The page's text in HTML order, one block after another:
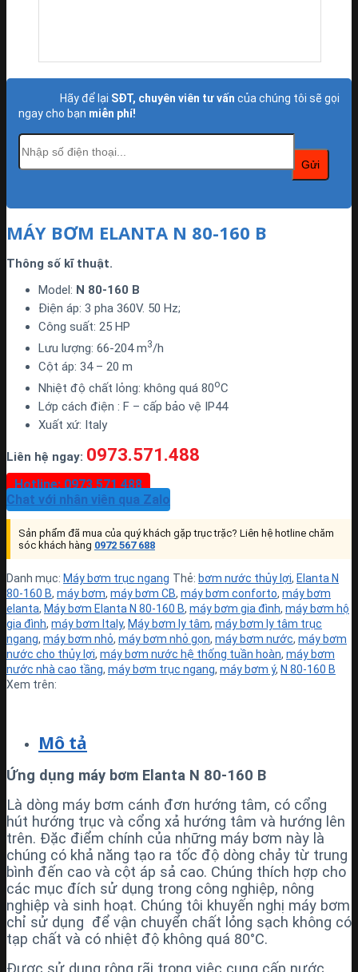
Hãy để lại SĐT, chuyên viên tư vấn của chúng tôi sẽ gọi
ngay cho bạn miễn phí!
MÁY BƠM ELANTA N 80-160 B
Thông số kĩ thuật.
Model: N 80-160 B
Điện áp: 3 pha 360V. 50 Hz;
Công suất: 25 HP
Lưu lượng: 66-204 m3/h
Cột áp: 34 – 20 m
Nhiệt độ chất lỏng: không quá 80oC
Lớp cách điện : F – cấp bảo vệ IP44
Xuất xứ: Italy
Liên hệ ngay: 0973.571.488
Hotline: 0973 571 488
Chat với nhân viên qua Zalo
Sản phẩm đã mua của quý khách gặp trục trặc? Liên hệ hotline chăm
sóc khách hàng 0972 567 688
Danh mục: Máy bơm trục ngang Thẻ: bơm nước thủy lợi, Elanta N
80-160 B, máy bơm, máy bơm CB, máy bơm conforto, máy bơm
elanta, Máy bơm Elanta N 80-160 B, máy bơm gia đình, máy bơm hộ
gia đình, máy bơm Italy, Máy bơm ly tâm, máy bơm ly tâm trục
ngang, máy bơm nhỏ, máy bơm nhỏ gọn, máy bơm nước, máy bơm
nước cho thủy lợi, máy bơm nước hệ thống tuần hoàn, máy bơm
nước nhà cao tầng, máy bơm trục ngang, máy bơm ý, N 80-160 B
Xem trên:
Mô tả
Ứng dụng máy bơm Elanta N 80-160 B
Là dòng máy bơm cánh đơn hướng tâm, có cổng
hút hướng trục và cổng xả hướng tâm và hướng lên
trên. Đặc điểm chính của những máy bơm này là
chúng có khả năng tạo ra tốc độ dòng chảy từ trung
bình đến cao và cột áp sả cao. Chúng thích hợp cho
các mục đích sử dụng trong công nghiệp, nông
nghiệp và sinh hoạt. Chúng tôi khuyến nghị máy bơm
chỉ sử dụng để vận chuyển chất lỏng sạch không có
tạp chất và có nhiệt độ không quá 80°C.
Được sử dụng rộng rãi trong việc cung cấp nước